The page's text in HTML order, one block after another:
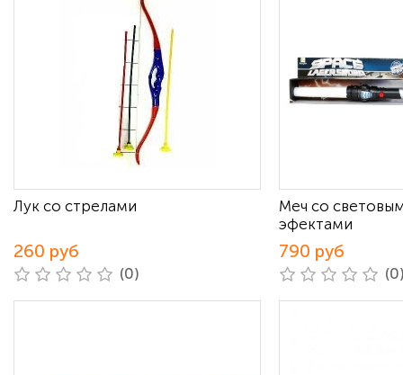
Лук со стрелами
260 руб
(0)
Меч со
эфектами
790 руб